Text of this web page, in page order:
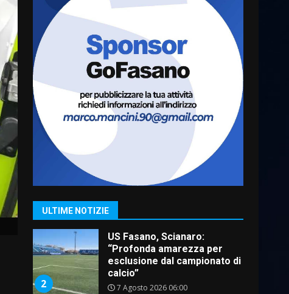
ULTIME NOTIZIE
Cura dei beni comuni e
cittadinanza attiva: online
l’avviso per la gestione
condivisa della Villetta di
Laureto
6 Agosto 2026 06:20
7
La magia del Minareto e la
prima assoluta de “L’Albergo
Belvedere. Il rapimento”
6 Agosto 2026 06:15
1
“I Contestatori: Musica di
Rivoluzione”: nuovo
appuntamento con “Fasano in
2
US Fasano, Scianaro:
“Profonda amarezza per
esclusione dal campionato di
calcio”
7 Agosto 2026 06:00